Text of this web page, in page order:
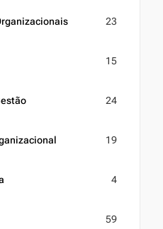
23
15
24
19
4
59